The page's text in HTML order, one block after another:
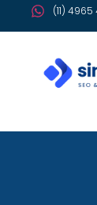
(11)